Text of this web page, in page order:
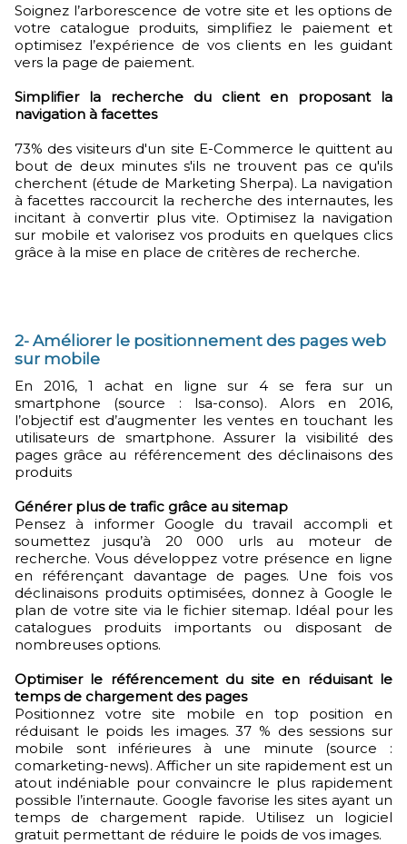
Soignez l’arborescence de votre site et les options de
votre catalogue produits, simplifiez le paiement et
optimisez l’expérience de vos clients en les guidant
vers la page de paiement.
Simplifier la recherche du client en proposant la
navigation à facettes
73% des visiteurs d'un site E-Commerce le quittent au
bout de deux minutes s'ils ne trouvent pas ce qu'ils
cherchent (étude de Marketing Sherpa). La navigation
à facettes raccourcit la recherche des internautes, les
incitant à convertir plus vite. Optimisez la navigation
sur mobile et valorisez vos produits en quelques clics
grâce à la mise en place de critères de recherche.
2- Améliorer le positionnement des pages web
sur mobile
En 2016, 1 achat en ligne sur 4 se fera sur un
smartphone (source : lsa-conso). Alors en 2016,
l’objectif est d’augmenter les ventes en touchant les
utilisateurs de smartphone. Assurer la visibilité des
pages grâce au référencement des déclinaisons des
produits
Générer plus de trafic grâce au sitemap
Pensez à informer Google du travail accompli et
soumettez jusqu’à 20 000 urls au moteur de
recherche. Vous développez votre présence en ligne
en référençant davantage de pages. Une fois vos
déclinaisons produits optimisées, donnez à Google le
plan de votre site via le fichier sitemap. Idéal pour les
catalogues produits importants ou disposant de
nombreuses options.
Optimiser le référencement du site en réduisant le
temps de chargement des pages
Positionnez votre site mobile en top position en
réduisant le poids les images. 37 % des sessions sur
mobile sont inférieures à une minute (source :
comarketing-news). Afficher un site rapidement est un
atout indéniable pour convaincre le plus rapidement
possible l’internaute. Google favorise les sites ayant un
temps de chargement rapide. Utilisez un logiciel
gratuit permettant de réduire le poids de vos images.